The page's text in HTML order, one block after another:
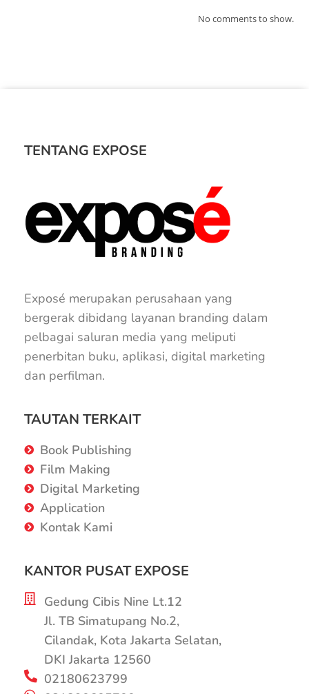
No comments to show.
TENTANG EXPOSE
Exposé merupakan perusahaan yang
bergerak dibidang layanan branding dalam
pelbagai saluran media yang meliputi
penerbitan buku, aplikasi, digital marketing
dan perfilman.
TAUTAN TERKAIT
Book Publishing
Film Making
Digital Marketing
Application
Kontak Kami
KANTOR PUSAT EXPOSE
Gedung Cibis Nine Lt.12
Jl. TB Simatupang No.2,
Cilandak, Kota Jakarta Selatan,
DKI Jakarta 12560
02180623799